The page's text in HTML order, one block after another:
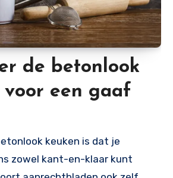
de betonlook
een gaaf
keuken is dat je
zowel kant-en-klaar kunt